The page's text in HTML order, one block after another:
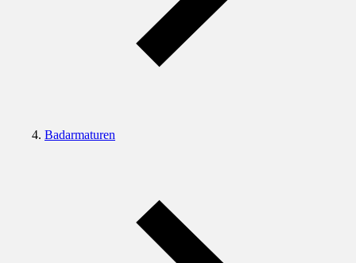
Badarmaturen